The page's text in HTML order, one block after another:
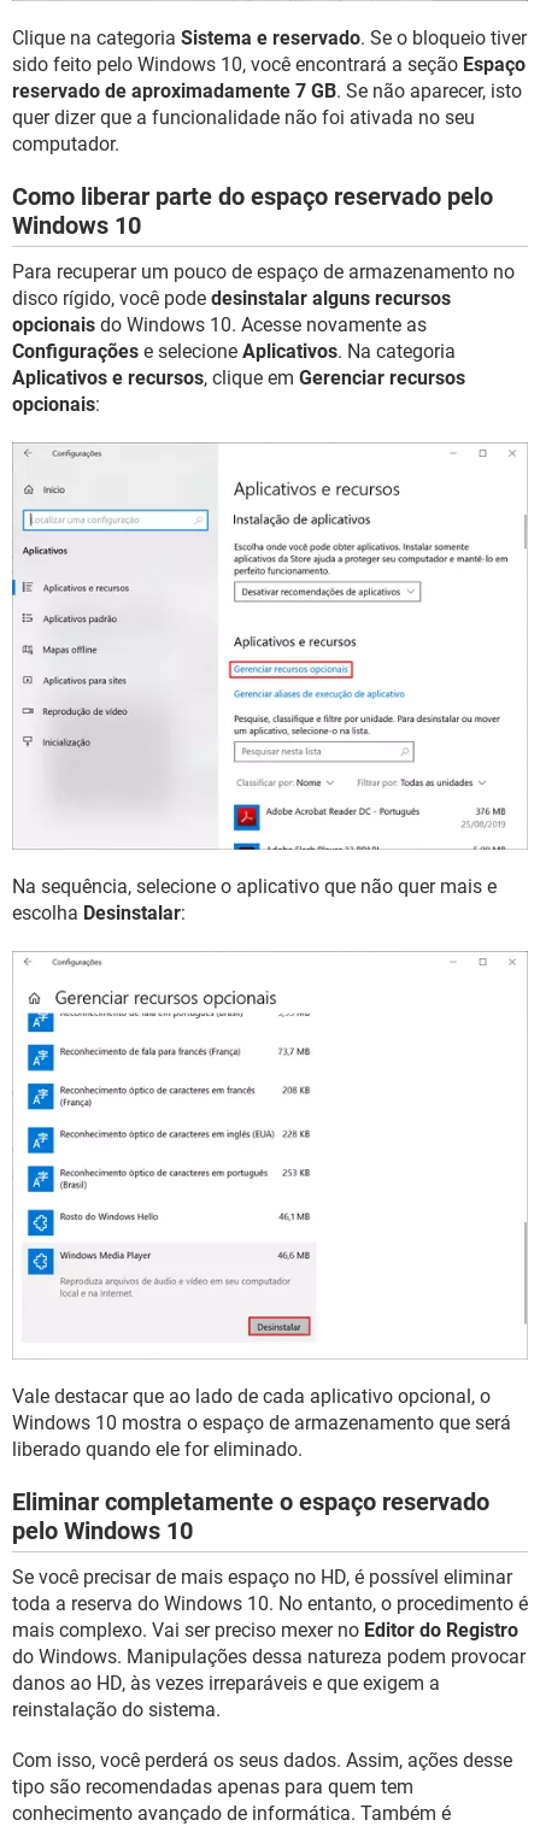
Clique na categoria Sistema e reservado. Se o bloqueio tiver
sido feito pelo Windows 10, você encontrará a seção Espaço
reservado de aproximadamente 7 GB. Se não aparecer, isto
quer dizer que a funcionalidade não foi ativada no seu
computador.
Como liberar parte do espaço reservado pelo
Windows 10
Para recuperar um pouco de espaço de armazenamento no
disco rígido, você pode desinstalar alguns recursos
opcionais do Windows 10. Acesse novamente as
Configurações e selecione Aplicativos. Na categoria
Aplicativos e recursos, clique em Gerenciar recursos
opcionais:
Na sequência, selecione o aplicativo que não quer mais e
escolha Desinstalar:
Vale destacar que ao lado de cada aplicativo opcional, o
Windows 10 mostra o espaço de armazenamento que será
liberado quando ele for eliminado.
Eliminar completamente o espaço reservado
pelo Windows 10
Se você precisar de mais espaço no HD, é possível eliminar
toda a reserva do Windows 10. No entanto, o procedimento é
mais complexo. Vai ser preciso mexer no Editor do Registro
do Windows. Manipulações dessa natureza podem provocar
danos ao HD, às vezes irreparáveis e que exigem a
reinstalação do sistema.
Com isso, você perderá os seus dados. Assim, ações desse
tipo são recomendadas apenas para quem tem
conhecimento avançado de informática. Também é